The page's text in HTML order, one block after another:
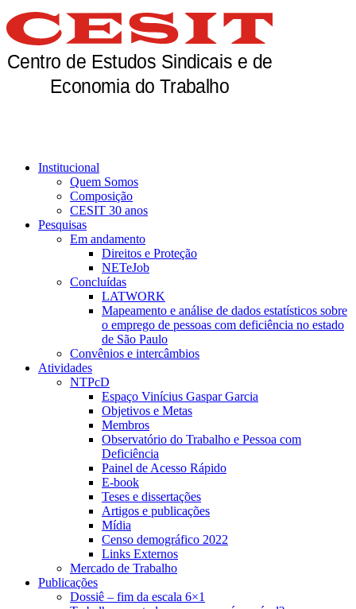
Institucional
Quem Somos
Composição
CESIT 30 anos
Pesquisas
Em andamento
Direitos e Proteção
NETeJob
Concluídas
LATWORK
Mapeamento e análise de dados estatísticos sobre
o emprego de pessoas com deficiência no estado
de São Paulo
Convênios e intercâmbios
Atividades
NTPcD
Espaço Vinícius Gaspar Garcia
Objetivos e Metas
Membros
Observatório do Trabalho e Pessoa com
Deficiência
Painel de Acesso Rápido
E-book
Teses e dissertações
Artigos e publicações
Mídia
Censo demográfico 2022
Links Externos
Mercado de Trabalho
Publicações
Dossiê – fim da escala 6×1